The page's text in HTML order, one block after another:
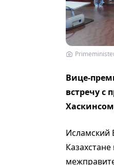
Вице-
встречу с
Исламский